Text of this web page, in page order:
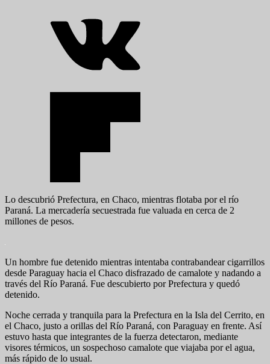
Lo descubrió Prefectura, en Chaco, mientras flotaba por el río
Paraná. La mercadería secuestrada fue valuada en cerca de 2
millones de pesos.
Un hombre fue detenido mientras intentaba contrabandear cigarrillos
desde Paraguay hacia el Chaco disfrazado de camalote y nadando a
través del Río Paraná. Fue descubierto por Prefectura y quedó
detenido.
Noche cerrada y tranquila para la Prefectura en la Isla del Cerrito, en
el Chaco, justo a orillas del Río Paraná, con Paraguay en frente. Así
estuvo hasta que integrantes de la fuerza detectaron, mediante
visores térmicos, un sospechoso camalote que viajaba por el agua,
más rápido de lo usual.